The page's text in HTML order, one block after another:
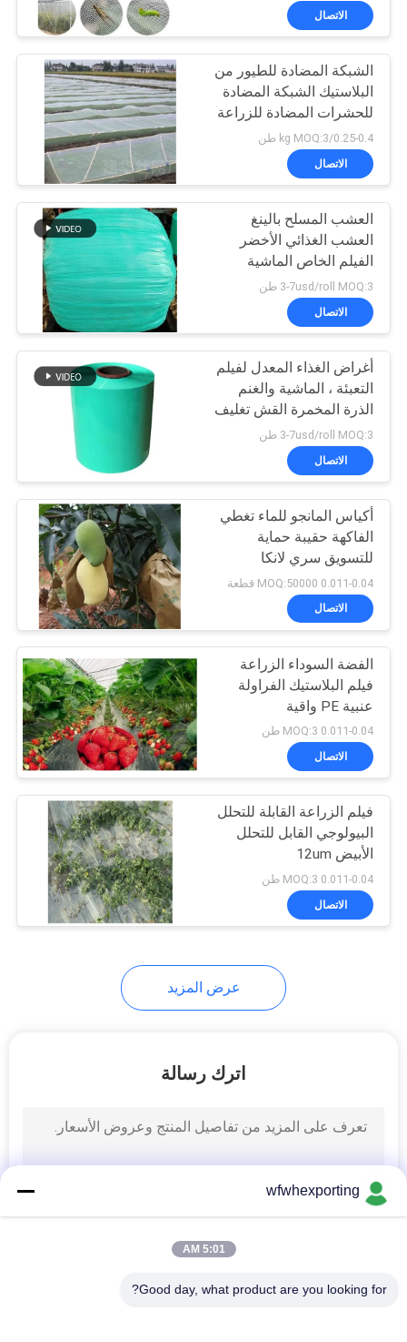
اطلب
اقتباس
خريطة
الموقع
سياسة
الخصوصية
فيلم PET المعدنية
الفيلم المعدني الملون
25
الورق الذهبي الفضي
19
فيلم تغليف شفاف
85
فيلم لاصق
18
فيلم التعبئة والتغليف
مواد العزل الحراري
15
الاتصال
الشبكة المضادة للطيور من
البلاستيك الشبكة المضادة
للحشرات المضادة للزراعة
الزراعية في الدفيئة
0.25-0.4/kg MOQ:3 طن
الاتصال
العشب المسلح بالينغ
العشب الغذائي الأخضر
الفيلم الخاص الماشية
والغنم العشب المسلح
الغذائي التخمير فيلم تغليف
3-7usd/roll MOQ:3 طن
الاتصال
أغراض الغذاء المعدل لفيلم
التعبئة ، الماشية والغنم
الذرة المخمرة القش تغليف
العشب الجاف والرطب
فيلم التعبئة
3-7usd/roll MOQ:3 طن
الاتصال
أكياس المانجو للماء تغطي
الفاكهة حقيبة حماية
للتسويق سري لانكا
0.011-0.04 MOQ:50000 قطعة
الاتصال
الفضة السوداء الزراعة
فيلم البلاستيك الفراولة
عنبية PE واقية
0.011-0.04 MOQ:3 طن
الاتصال
فيلم الزراعة القابلة للتحلل
البيولوجي القابل للتحلل
الأبيض 12um
0.011-0.04 MOQ:3 طن
الاتصال
عرض المزيد
اترك رسالة
wfwhexporting
5:01 AM
Good day, what product are you looking for?